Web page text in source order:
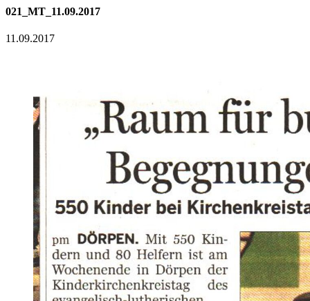
021_MT_11.09.2017
11.09.2017